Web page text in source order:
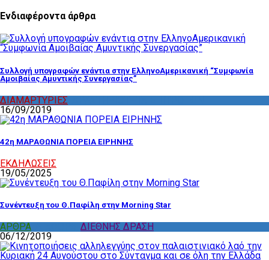
Ενδιαφέροντα άρθρα
Συλλογή υπογραφών ενάντια στην ΕλληνοΑμερικανική “Συμφωνία
Αμοιβαίας Αμυντικής Συνεργασίας”
ΔΙΑΜΑΡΤΥΡΙΕΣ
16/09/2019
42η ΜΑΡΑΘΩΝΙΑ ΠΟΡΕΙΑ ΕΙΡΗΝΗΣ
ΕΚΔΗΛΩΣΕΙΣ
19/05/2025
Συνέντευξη του Θ.Παφίλη στην Morning Star
ΑΡΘΡΑ
ΔΙΕΘΝΗΣ ΔΡΑΣΗ
06/12/2019